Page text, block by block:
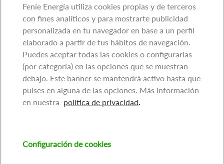
Feníe Energía utiliza cookies propias y de terceros
con fines analíticos y para mostrarte publicidad
personalizada en tu navegador en base a un perfil
elaborado a partir de tus hábitos de navegación.
Puedes aceptar todas las cookies o configurarlas
(por categoría) en las opciones que se muestran
debajo. Este banner se mantendrá activo hasta que
pulses en alguna de las opciones. Más información
en nuestra política de privacidad.
Configuración de cookies